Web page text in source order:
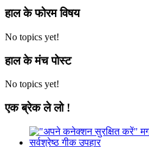
हाल के फोरम विषय
No topics yet!
हाल के मंच पोस्ट
No topics yet!
एक ब्रेक ले लो !